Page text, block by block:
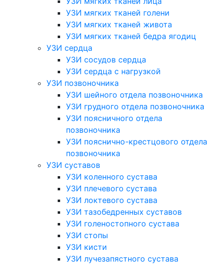
УЗИ мягких тканей голени
УЗИ мягких тканей живота
УЗИ мягких тканей бедра ягодиц
УЗИ сердца
УЗИ сосудов сердца
УЗИ сердца с нагрузкой
УЗИ позвоночника
УЗИ шейного отдела позвоночника
УЗИ грудного отдела позвоночника
УЗИ поясничного отдела
позвоночника
УЗИ пояснично-крестцового отдела
позвоночника
УЗИ суставов
УЗИ коленного сустава
УЗИ плечевого сустава
УЗИ локтевого сустава
УЗИ тазобедренных суставов
УЗИ голеностопного сустава
УЗИ стопы
УЗИ кисти
УЗИ лучезапястного сустава